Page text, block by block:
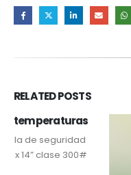
RELATEDPOSTS